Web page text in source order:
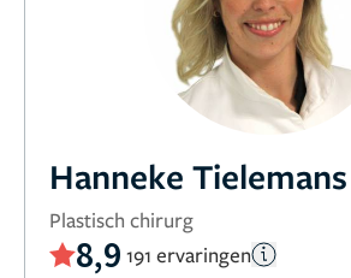
Hanneke Tielemans
Plastisch chirurg
8,9 191 ervaringen